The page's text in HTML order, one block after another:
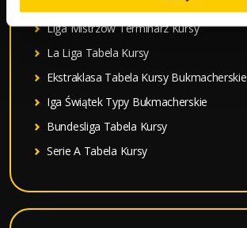
Premier League Tabela Kursy
Liga Mistrzów Terminarz Kursy
La Liga Tabela Kursy
Ekstraklasa Tabela Kursy Bukmacherskie
Iga Świątek Typy Bukmacherskie
Bundesliga Tabela Kursy
Serie A Tabela Kursy